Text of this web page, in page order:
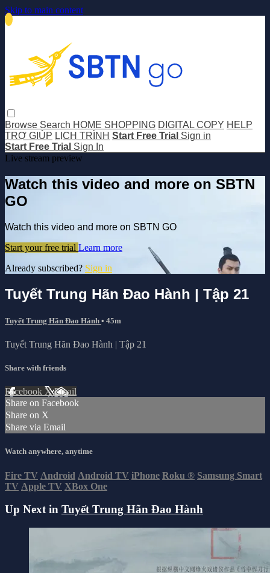
Skip to main content
Browse Search HOME SHOPPING DIGITAL COPY HELP
TRỢ GIÚP LỊCH TRÌNH Start Free Trial Sign in
Start Free Trial Sign In
Live stream preview
Watch this video and more on SBTN
GO
Watch this video and more on SBTN GO
Start your free trial Learn more
Already subscribed? Sign in
Tuyết Trung Hãn Đao Hành | Tập 21
Tuyết Trung Hãn Đao Hành • 45m
Tuyết Trung Hãn Đao Hành | Tập 21
Share with friends
Facebook XEmail
Share on Facebook
Share on X
Share via Email
Watch anywhere, anytime
Fire TV Android Android TV iPhone Roku ® Samsung Smart
TV Apple TV XBox One
Up Next in Tuyết Trung Hãn Đao Hành